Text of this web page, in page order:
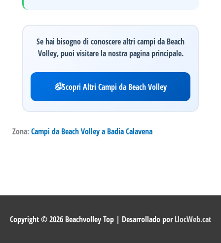
Se hai bisogno di conoscere altri campi da Beach
Volley, puoi visitare la nostra pagina principale.
Scopri Altri Campi da Beach Volley
Zona:Campi da Beach Volley a Badia Calavena
Copyright © 2026 Beachvolley Top | Desarrollado porLlocWeb.cat